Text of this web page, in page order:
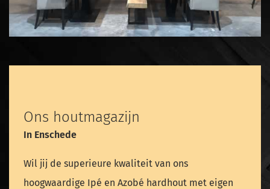
Ons houtmagazijn
In Enschede
Wil jij de superieure kwaliteit van ons
hoogwaardige Ipé en Azobé hardhout met eigen